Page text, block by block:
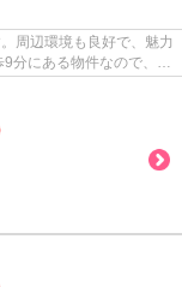
周辺環境も良好で、魅力
分にある物件なので、電